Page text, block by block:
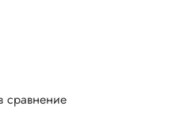
сравнение